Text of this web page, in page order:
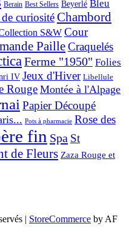
Berain Best Sellers Beyerlé Bleu
curiositéChambord
S&W Cour
PailleCraquelés
Ferme "1950" Folies
IV Jeux d'Hiver Libellule
RougeMontée à l'Alpage
Papier Découpé
Pots à pharmacie Rose des
fin Spa St
de Fleurs Zaza Rouge et
StoreCommerce by AF